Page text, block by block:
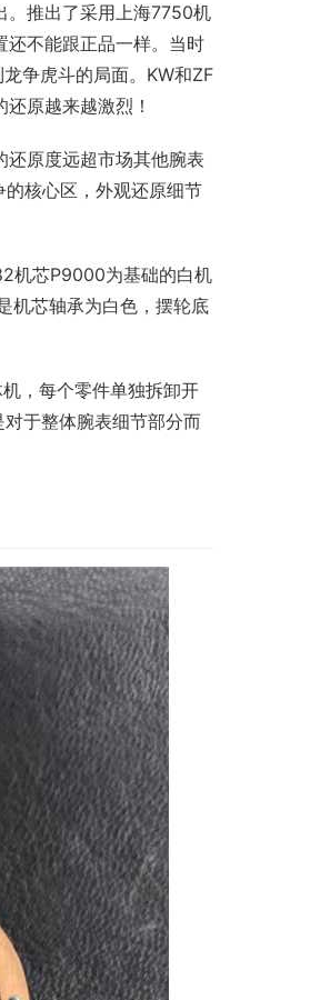
。推出了采用上海7750机
还不能跟正品一样。当时
争虎斗的局面。KW和ZF
原越来越激烈！
还原度远超市场其他腕表
核心区，外观还原细节
机芯P9000为基础的白机
机芯轴承为白色，摆轮底
，每个零件单独拆卸开
于整体腕表细节部分而